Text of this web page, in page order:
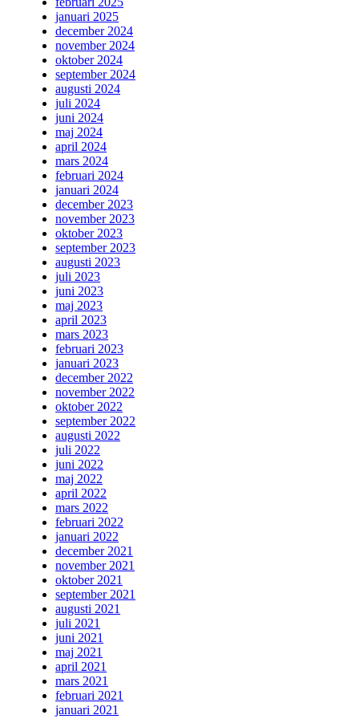
januari 2025
december 2024
november 2024
oktober 2024
september 2024
augusti 2024
juli 2024
juni 2024
maj 2024
april 2024
mars 2024
februari 2024
januari 2024
december 2023
november 2023
oktober 2023
september 2023
augusti 2023
juli 2023
juni 2023
maj 2023
april 2023
mars 2023
februari 2023
januari 2023
december 2022
november 2022
oktober 2022
september 2022
augusti 2022
juli 2022
juni 2022
maj 2022
april 2022
mars 2022
februari 2022
januari 2022
december 2021
november 2021
oktober 2021
september 2021
augusti 2021
juli 2021
juni 2021
maj 2021
april 2021
mars 2021
februari 2021
januari 2021